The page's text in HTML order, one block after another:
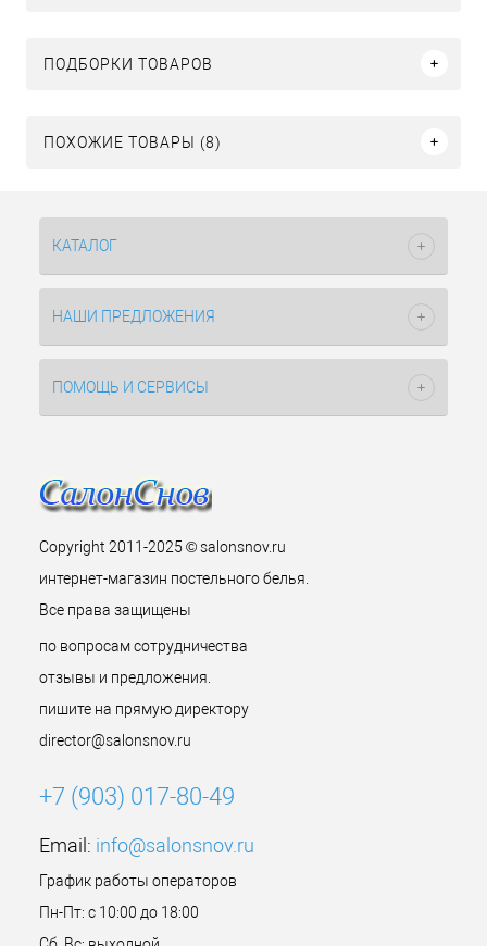
ПОДБОРКИ ТОВАРОВ
ПОХОЖИЕ ТОВАРЫ (8)
КАТАЛОГ
НАШИ ПРЕДЛОЖЕНИЯ
ПОМОЩЬ И СЕРВИСЫ
Copyright 2011-2025 © salonsnov.ru
интернет-магазин постельного белья.
Все права защищены
по вопросам сотрудничества
отзывы и предложения.
пишите на прямую директору
director@salonsnov.ru
+7 (903) 017-80-49
Email: info@salonsnov.ru
График работы операторов
Пн-Пт: с 10:00 до 18:00